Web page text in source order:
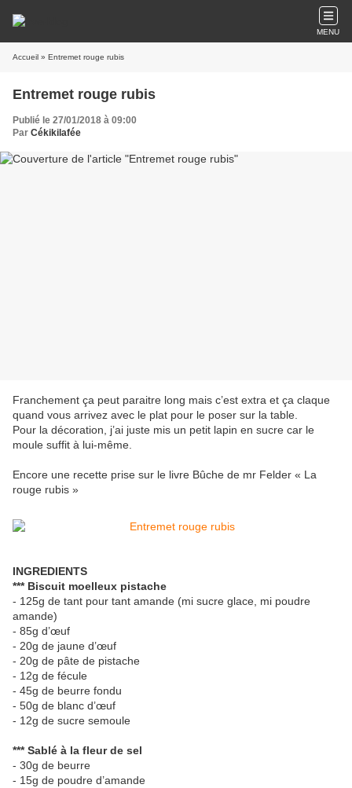
MENU
Accueil » Entremet rouge rubis
Entremet rouge rubis
Publié le 27/01/2018 à 09:00
Par Cékikilafée
Franchement ça peut paraitre long mais c’est extra et ça claque
quand vous arrivez avec le plat pour le poser sur la table.
Pour la décoration, j’ai juste mis un petit lapin en sucre car le
moule suffit à lui-même.
Encore une recette prise sur le livre Bûche de mr Felder « La
rouge rubis »
INGREDIENTS
*** Biscuit moelleux pistache
- 125g de tant pour tant amande (mi sucre glace, mi poudre
amande)
- 85g d’œuf
- 20g de jaune d’œuf
- 20g de pâte de pistache
- 12g de fécule
- 45g de beurre fondu
- 50g de blanc d’œuf
- 12g de sucre semoule
*** Sablé à la fleur de sel
- 30g de beurre
- 15g de poudre d’amande